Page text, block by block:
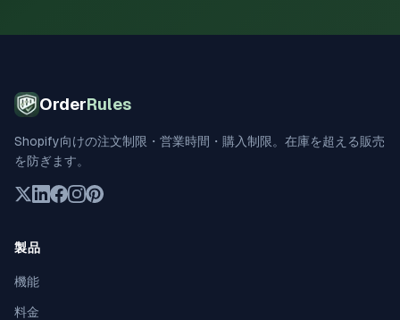
OrderRules
Shopify向けの注文制限・営業時間・購入制限。在庫を超える販売
を防ぎます。
製品
機能
料金